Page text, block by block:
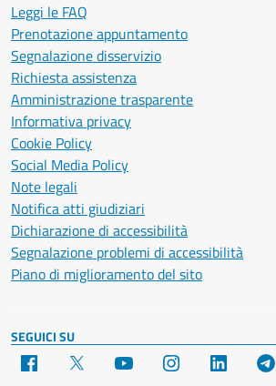
Leggi le FAQ
Prenotazione appuntamento
Segnalazione disservizio
Richiesta assistenza
Amministrazione trasparente
Informativa privacy
Cookie Policy
Social Media Policy
Note legali
Notifica atti giudiziari
Dichiarazione di accessibilità
Segnalazione problemi di accessibilità
Piano di miglioramento del sito
SEGUICI SU
Facebook YouTube Instagram LinkedIn